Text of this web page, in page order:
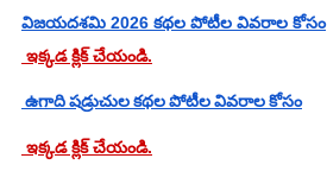
విజయదశమి 2026 కథల పోటీల వివరాల కోసం
ఇక్కడ క్లిక్ చేయండి.
ఉగాది షడ్రుచుల కథల పోటీల వివరాల కోసం
ఇక్కడ క్లిక్ చేయండి.